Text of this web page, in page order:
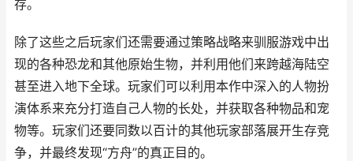
存。
除了这些之后玩家们还需要通过策略战略来驯服游戏中出
现的各种恐龙和其他原始生物，并利用他们来跨越海陆空
甚至进入地下全球。玩家们可以利用本作中深入的人物扮
演体系来充分打造自己人物的长处，并获取各种物品和宠
物等。玩家们还要同数以百计的其他玩家部落展开生存竞
争，并最终发现“方舟”的真正目的。